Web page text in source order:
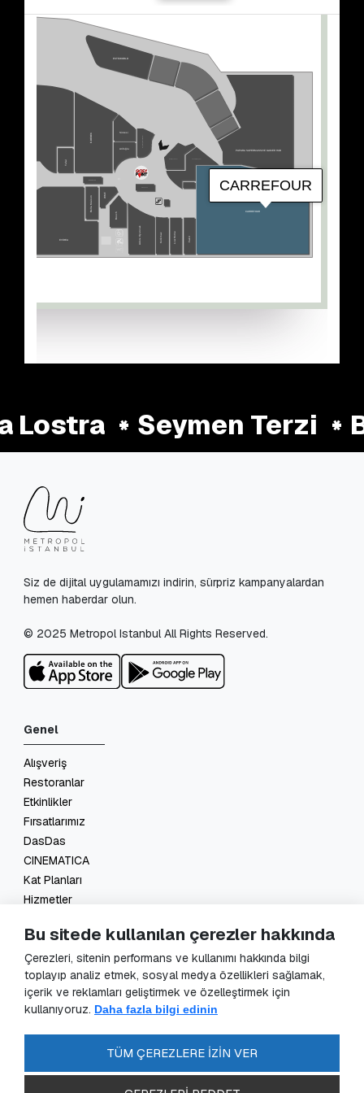
Lostra Seymen Terzi
Siz de dijital uygulamamızı indirin, sürpriz kampanyalardan
hemen haberdar olun.
© 2025 Metropol Istanbul All Rights Reserved.
Genel
Alışveriş
Restoranlar
Etkinlikler
Fırsatlarımız
DasDas
CINEMATICA
Kat Planları
Hizmetler
KVKK Başvuru
KVKK Aydınlatma Metni
Veri Sorumlusu Başvuru Formu
Güvenlik Kameraları Aydınlatma Metni
SSS
Bu sitede kullanılan çerezler hakkında
Çerezleri, sitenin performans ve kullanımı hakkında bilgi
toplayıp analiz etmek, sosyal medya özellikleri sağlamak,
içerik ve reklamları geliştirmek ve özelleştirmek için
kullanıyoruz. Daha fazla bilgi edinin
TÜM ÇEREZLERE İZİN VER